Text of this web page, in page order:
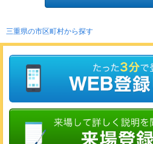
三重県の市区町村から探す